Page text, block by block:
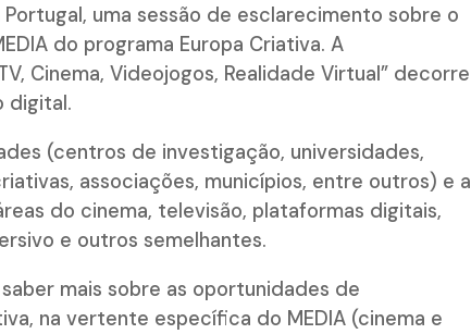
Portugal, uma sessão de esclarecimento sobre o
do programa Europa Criativa. A
Cinema, Videojogos, Realidade Virtual” decorre
digital.
(centros de investigação, universidades,
associações, municípios, entre outros) e a
do cinema, televisão, plataformas digitais,
e outros semelhantes.
mais sobre as oportunidades de
na vertente específica do MEDIA (cinema e